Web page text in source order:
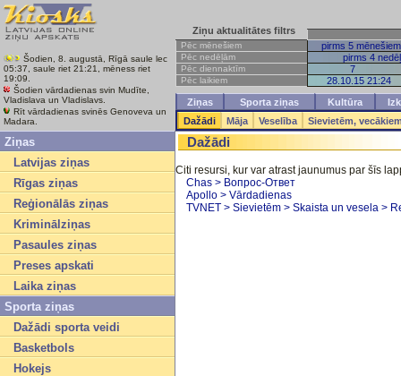
Šodien, 8. augustā, Rīgā saule lec
05:37, saule riet 21:21, mēness riet
19:09.
Šodien vārdadienas svin Mudīte,
Vladislava un Vladislavs.
Rīt vārdadienas svinēs Genoveva un
Madara.
Ziņu aktualitātes filtrs
Pēc mēnešiem pirms 5 mēnešiem
Pēc nedēļām pirms 4
Pēc diennaktīm 7
Pēc laikiem 28.10.15 21:24
Ziņas Sporta ziņas Kultūra
Dažādi
Māja Veselība Sievietēm,
Ziņas
Latvijas ziņas
Rīgas ziņas
Reģionālās ziņas
Kriminālziņas
Pasaules ziņas
Preses apskati
Laika ziņas
Sporta ziņas
Dažādi sporta veidi
Basketbols
Hokejs
Dažādi
Citi resursi, kur var atrast jaunumus par šīs
Chas > Вопрос-Ответ
Apollo > Vārdadienas
TVNET > Sievietēm > Skaista un vesela >